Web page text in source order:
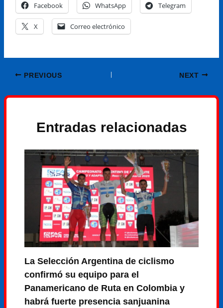
Facebook WhatsApp Telegram
X Correo electrónico
PREVIOUS NEXT
Entradas relacionadas
La Selección Argentina de ciclismo
confirmó su equipo para el
Panamericano de Ruta en Colombia y
habrá fuerte presencia sanjuanina